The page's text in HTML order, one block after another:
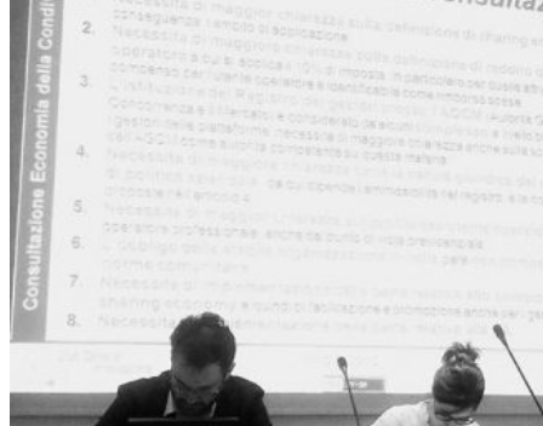
Stati Generali dell’Innovazione